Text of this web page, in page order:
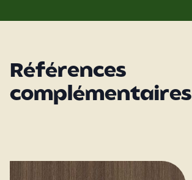
Références
complémentaires